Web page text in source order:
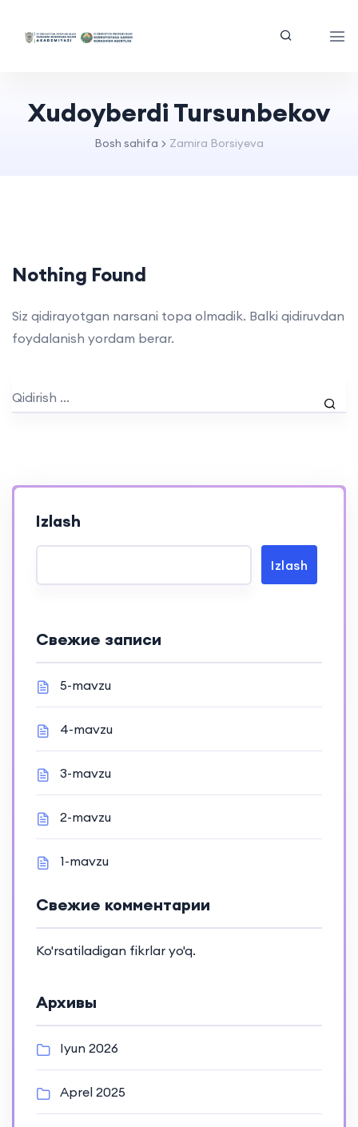
Xudoyberdi Tursunbekov
Bosh sahifa Zamira Borsiyeva
Nothing Found
Siz qidirayotgan narsani topa olmadik. Balki qidiruvdan
foydalanish yordam berar.
Izlash
Izlash
Свежие записи
5-mavzu
4-mavzu
3-mavzu
2-mavzu
1-mavzu
Свежие комментарии
Ko'rsatiladigan fikrlar yo'q.
Архивы
Iyun 2026
Aprel 2025